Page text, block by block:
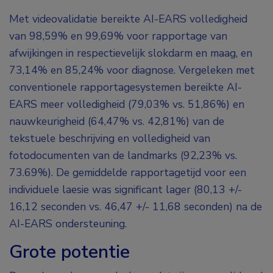
Met videovalidatie bereikte AI-EARS volledigheid
van 98,59% en 99,69% voor rapportage van
afwijkingen in respectievelijk slokdarm en maag, en
73,14% en 85,24% voor diagnose. Vergeleken met
conventionele rapportagesystemen bereikte AI-
EARS meer volledigheid (79,03% vs. 51,86%) en
nauwkeurigheid (64,47% vs. 42,81%) van de
tekstuele beschrijving en volledigheid van
fotodocumenten van de landmarks (92,23% vs.
73.69%). De gemiddelde rapportagetijd voor een
individuele laesie was significant lager (80,13 +/-
16,12 seconden vs. 46,47 +/- 11,68 seconden) na de
AI-EARS ondersteuning.
Grote potentie